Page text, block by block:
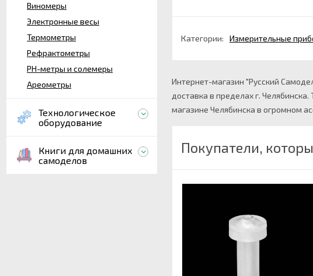
Виномеры
Электронные весы
Термометры
Рефрактометры
PH-метры и солемеры
Ареометры
Технологическое
оборудование
Книги для домашних
самоделов
Категории: Измерительные
Интернет-магазин "Русский
доставка в пределах г.
магазине Челябинска в огромном
Покупатели,